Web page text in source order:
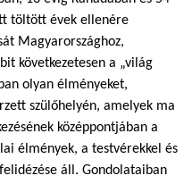
töltött évek ellenére
Magyarországhoz,
következetesen a „világ
olyan élményeket,
szülőhelyén, amelyek ma
középpontjában a
élmények, a testvérekkel és
áll. Gondolataiban